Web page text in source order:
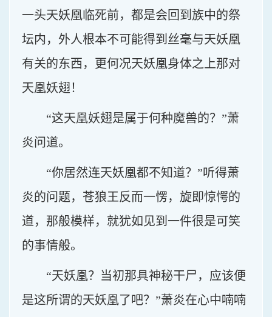
一头天妖凰临死前，都是会回到族中的祭
坛内，外人根本不可能得到丝毫与天妖凰
有关的东西，更何况天妖凰身体之上那对
天凰妖翅！
“这天凰妖翅是属于何种魔兽的？”萧
炎问道。
“你居然连天妖凰都不知道？”听得萧
炎的问题，苍狼王反而一愣，旋即惊愕的
道，那般模样，就犹如见到一件很是可笑
的事情般。
“天妖凰？当初那具神秘干尸，应该便
是这所谓的天妖凰了吧？”萧炎在心中喃喃